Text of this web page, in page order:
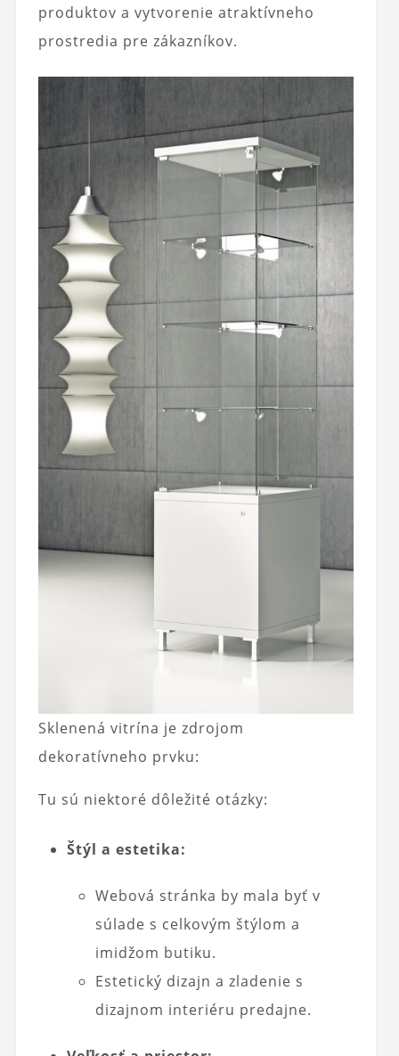
produktov a vytvorenie atraktívneho
prostredia pre zákazníkov.
Sklenená vitrína je zdrojom
dekoratívneho prvku:
Tu sú niektoré dôležité otázky:
Štýl a estetika:
Webová stránka by mala byť v
súlade s celkovým štýlom a
imidžom butiku.
Estetický dizajn a zladenie s
dizajnom interiéru predajne.